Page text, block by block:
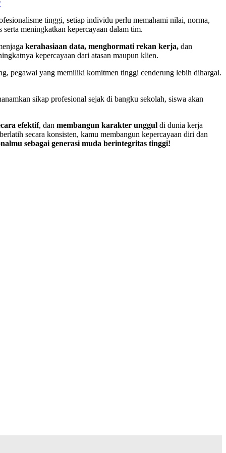
tinggi, setiap individu perlu memahami nilai, norma,
meningkatkan kepercayaan dalam tim.
kerahasiaan data, menghormati rekan kerja, dan
kepercayaan dari atasan maupun klien.
pegawai yang memiliki komitmen tinggi cenderung lebih dihargai.
sikap profesional sejak di bangku sekolah, siswa akan
efektif, dan membangun karakter unggul di dunia kerja
secara konsisten, kamu membangun kepercayaan diri dan
sebagai generasi muda berintegritas tinggi!